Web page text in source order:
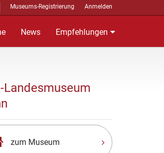
Museums-Registrierung Anmelden
News Empfehlungen
Landesmuseum
zum Museum